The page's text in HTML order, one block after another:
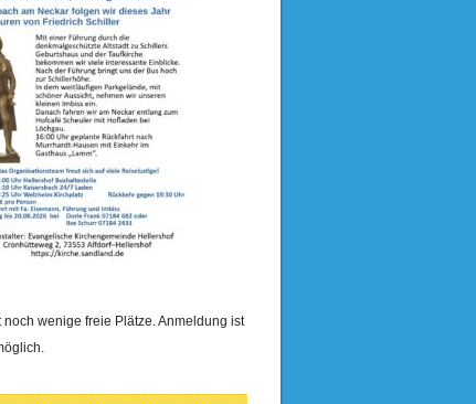
noch wenige freie Plätze. Anmeldung ist